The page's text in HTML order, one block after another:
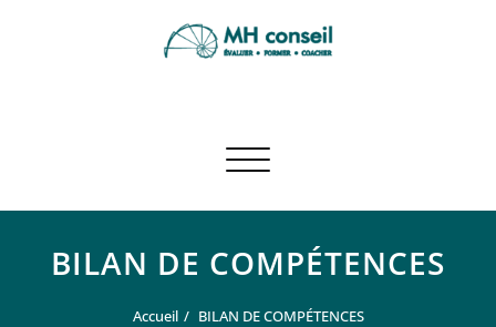
Hamadou
Afficher/masquer la navigation
BILAN DE COMPÉTENCES
Accueil BILAN DE COMPÉTENCES